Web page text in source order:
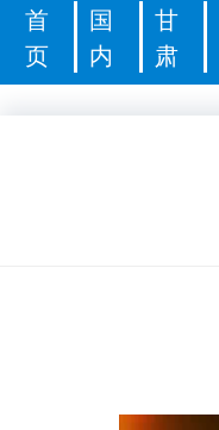
首
页
国
内
甘
肃